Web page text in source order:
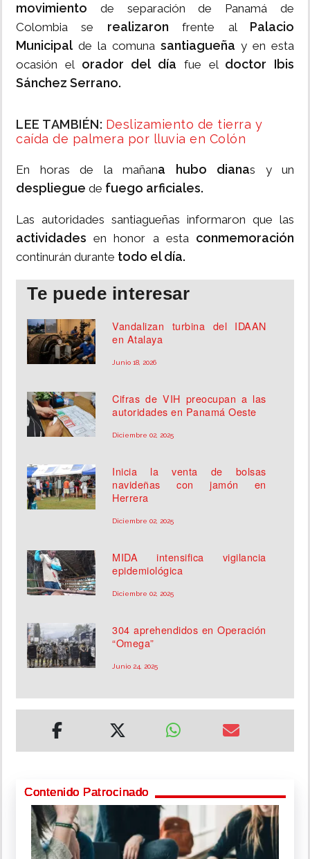
movimiento de separación de Panamá de
Colombia se realizaron frente al Palacio
Municipalde la comuna santiagueña y en esta
ocasión el orador del día fue el doctor Ibis
Sánchez Serrano.
LEE TAMBIÉN: Deslizamiento de tierra y
caída de palmera por lluvia en Colón
En horas de la mañana hubo dianas y un
despliegue de fuego arficiales.
Las autoridades santiagueñas informaron que las
actividadesen honor a esta conmemoración
continurán durante todo el día.
Te puede interesar
Vandalizan turbina del IDAAN
en Atalaya
Junio 18, 2026
Cifras de VIH preocupan a las
autoridades en Panamá Oeste
Diciembre 02, 2025
Inicia la venta de bolsas
navideñas con jamón en
Herrera
Diciembre 02, 2025
MIDA intensifica vigilancia
epidemiológica
Diciembre 02, 2025
304 aprehendidos en Operación
“Omega”
Junio 24, 2025
Contenido Patrocinado